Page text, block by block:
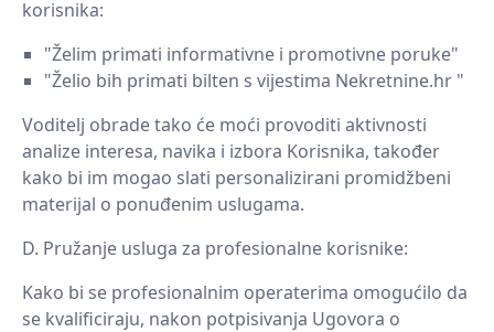
korisnika:
"Želim primati informativne i promotivne poruke"
"Želio bih primati bilten s vijestima Nekretnine.hr "
Voditelj obrade tako će moći provoditi aktivnosti
analize interesa, navika i izbora Korisnika, također
kako bi im mogao slati personalizirani promidžbeni
materijal o ponuđenim uslugama.
Pružanje usluga za profesionalne korisnike:
Kako bi se profesionalnim operaterima omogućilo da
se kvalificiraju, nakon potpisivanja Ugovora o